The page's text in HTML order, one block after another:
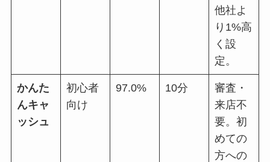
他社よ
り1%高
く設
定。
かんた
んキャ
ッシュ
初心者
向け
97.0% 10分
審査・
来店不
要。初
めての
方への